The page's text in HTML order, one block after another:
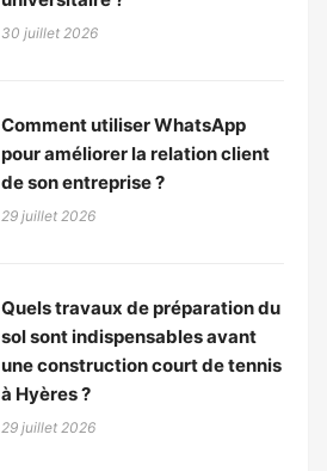
30 juillet 2026
Comment utiliser WhatsApp
pour améliorer la relation client
de son entreprise ?
29 juillet 2026
Quels travaux de préparation du
sol sont indispensables avant
une construction court de tennis
à Hyères ?
29 juillet 2026